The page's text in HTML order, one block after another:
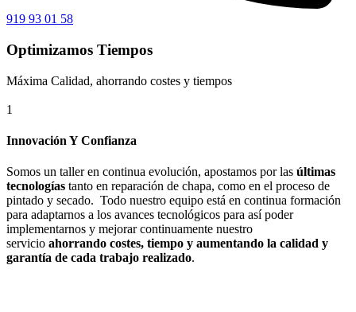
919 93 01 58
Optimizamos Tiempos
Máxima Calidad, ahorrando costes y tiempos
1
Innovación Y Confianza
Somos un taller en continua evolución, apostamos por las últimas
tecnologías tanto en reparación de chapa, como en el proceso de
pintado y secado. Todo nuestro equipo está en continua formación
para adaptarnos a los avances tecnológicos para así poder
implementarnos y mejorar continuamente nuestro
servicio ahorrando costes, tiempo y aumentando la calidad y
garantía de cada trabajo realizado.